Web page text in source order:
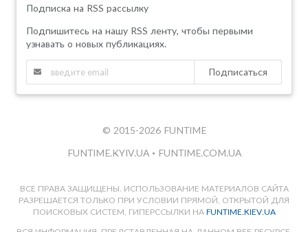
Подписка на RSS рассылку
Подпишитесь на нашу RSS ленту, чтобы первыми
узнавать о новых публикациях.
Подписаться
© 2015-2026 FUNTIME
FUNTIME.KYIV.UA • FUNTIME.COM.UA
ВСЕ ПРАВА ЗАЩИЩЕНЫ. ИСПОЛЬЗОВАНИЕ МАТЕРИАЛОВ САЙТА
РАЗРЕШАЕТСЯ ТОЛЬКО ПРИ УСЛОВИИ ПРЯМОЙ, ОТКРЫТОЙ ДЛЯ
ПОИСКОВЫХ СИСТЕМ, ГИПЕРССЫЛКИ НА FUNTIME.KIEV.UA